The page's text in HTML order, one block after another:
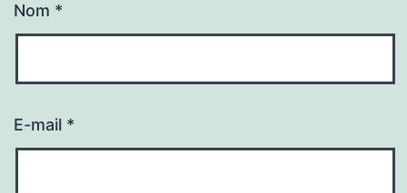
Nom *
E-mail *